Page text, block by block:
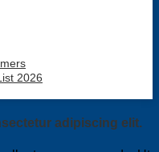
2026
adipiscing elit.